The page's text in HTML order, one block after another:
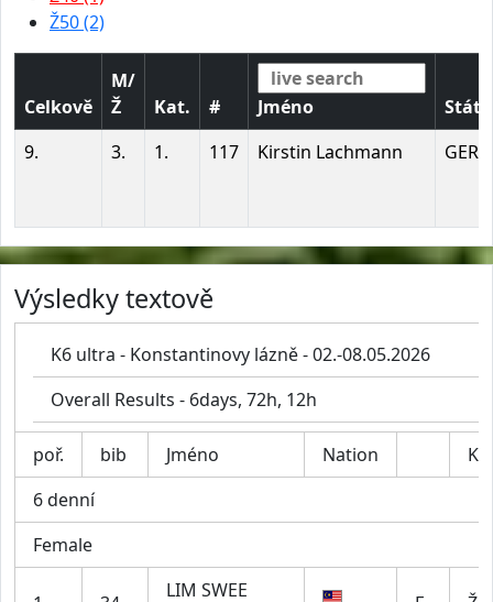
Ž50 (2)
Celkově
M/
Ž
Kat. # Jméno
Stát
9.
3. 1. 117 Kirstin Lachmann GER
Výsledky textově
K6 ultra - Konstantinovy lázně - 02.-08.05.2026
Overall Results - 6days, 72h, 12h
poř. bib Jméno Nation
6 denní
Female
LIM SWEE